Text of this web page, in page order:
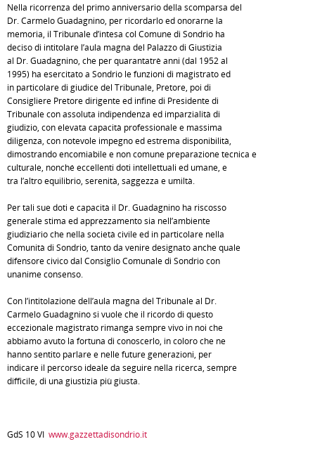
Nella ricorrenza del primo anniversario della scomparsa del
Dr. Carmelo Guadagnino, per ricordarlo ed onorarne la
memoria, il Tribunale d’intesa col Comune di Sondrio ha
deciso di intitolare l’aula magna del Palazzo di Giustizia
al Dr. Guadagnino, che per quarantatrè anni (dal 1952 al
1995) ha esercitato a Sondrio le funzioni di magistrato ed
in particolare di giudice del Tribunale, Pretore, poi di
Consigliere Pretore dirigente ed infine di Presidente di
Tribunale con assoluta indipendenza ed imparzialità di
giudizio, con elevata capacità professionale e massima
diligenza, con notevole impegno ed estrema disponibilità,
dimostrando encomiabile e non comune preparazione tecnica e
culturale, nonché eccellenti doti intellettuali ed umane, e
tra l’altro equilibrio, serenità, saggezza e umiltà.
Per tali sue doti e capacità il Dr. Guadagnino ha riscosso
generale stima ed apprezzamento sia nell’ambiente
giudiziario che nella società civile ed in particolare nella
Comunità di Sondrio, tanto da venire designato anche quale
difensore civico dal Consiglio Comunale di Sondrio con
unanime consenso.
Con l’intitolazione dell’aula magna del Tribunale al Dr.
Carmelo Guadagnino si vuole che il ricordo di questo
eccezionale magistrato rimanga sempre vivo in noi che
abbiamo avuto la fortuna di conoscerlo, in coloro che ne
hanno sentito parlare e nelle future generazioni, per
indicare il percorso ideale da seguire nella ricerca, sempre
difficile, di una giustizia più giusta.
GdS 10 VI www.gazzettadisondrio.it